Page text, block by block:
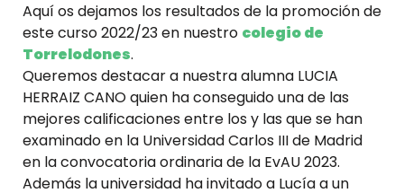
Aquí os dejamos los resultados de la promoción de
este curso 2022/23 en nuestro colegio de
Torrelodones.
Queremos destacar a nuestra alumna LUCIA
HERRAIZ CANO quien ha conseguido una de las
mejores calificaciones entre los y las que se han
examinado en la Universidad Carlos III de Madrid
en la convocatoria ordinaria de la EvAU 2023.
Además la universidad ha invitado a Lucía a un